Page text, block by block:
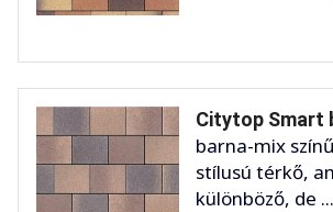
Citytop Smart
barna-mix
stílusú térkő,
különböző, de ...